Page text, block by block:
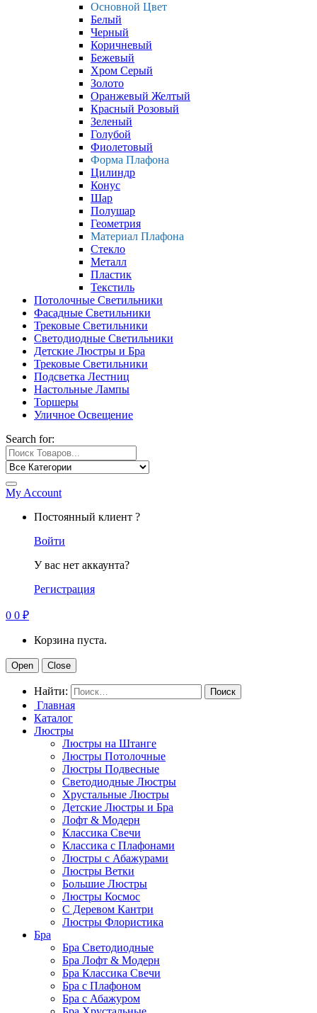
Основной Цвет
Белый
Черный
Коричневый
Бежевый
Хром Серый
Золото
Оранжевый Желтый
Красный Розовый
Зеленый
Голубой
Фиолетовый
Форма Плафона
Цилиндр
Конус
Шар
Полушар
Геометрия
Материал Плафона
Стекло
Металл
Пластик
Текстиль
Потолочные Светильники
Фасадные Светильники
Трековые Светильники
Светодиодные Светильники
Детские Люстры и Бра
Трековые Светильники
Подсветка Лестниц
Настольные Лампы
Торшеры
Уличное Освещение
Search for:
My Account
Постоянный клиент ?
Войти
У вас нет аккаунта?
Регистрация
0 0 ₽
Корзина пуста.
Open Close
Найти:
Главная
Каталог
Люстры
Люстры на Штанге
Люстры Потолочные
Люстры Подвесные
Светодиодные Люстры
Хрустальные Люстры
Детские Люстры и Бра
Лофт & Модерн
Классика Свечи
Классика с Плафонами
Люстры с Абажурами
Люстры Ветки
Большие Люстры
Люстры Космос
С Деревом Кантри
Люстры Флористика
Бра
Бра Светодиодные
Бра Лофт & Модерн
Бра Классика Свечи
Бра с Плафоном
Бра с Абажуром